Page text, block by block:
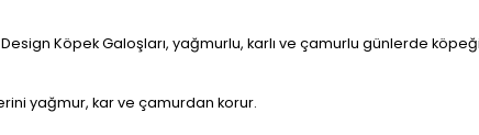
Köpek Galoşları, yağmurlu, karlı ve çamurlu günlerde
yağmur, kar ve çamurdan korur.